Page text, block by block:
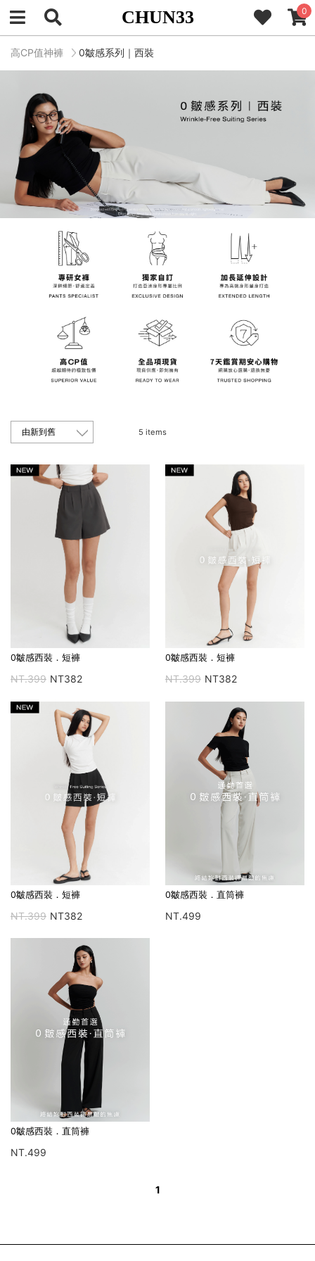
CHUN33 0
高CP值神褲 0皺感系列｜西裝
5 items
0皺感西裝．短褲
NT.399 NT382
0皺感西裝．短褲
NT.399 NT382
0皺感西裝．短褲
NT.399 NT382
0皺感西裝．直筒褲
NT.499
0皺感西裝．直筒褲
NT.499
1